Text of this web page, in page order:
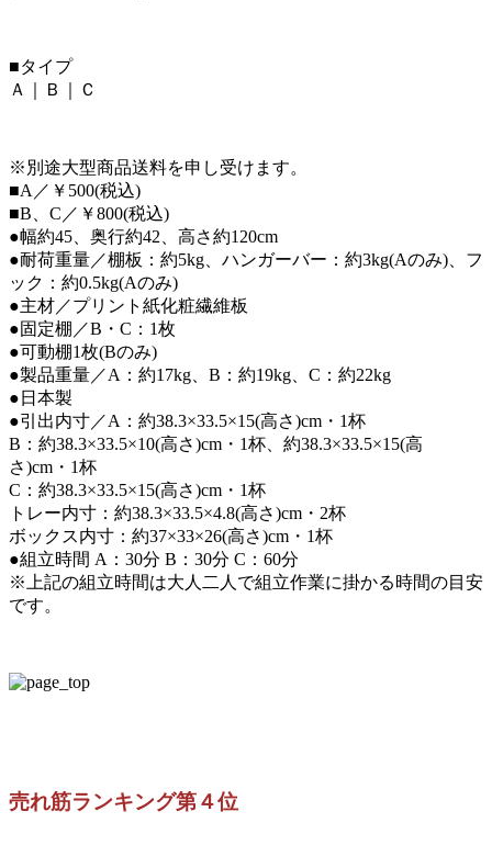
■タイプ
Ａ｜Ｂ｜Ｃ
※別途大型商品送料を申し受けます。
■A／￥500(税込)
■B、C／￥800(税込)
●幅約45、奥行約42、高さ約120cm
●耐荷重量／棚板：約5kg、ハンガーバー：約3kg(Aのみ)、フ
ック：約0.5kg(Aのみ)
●主材／プリント紙化粧繊維板
●固定棚／B・C：1枚
●可動棚1枚(Bのみ)
●製品重量／A：約17kg、B：約19kg、C：約22kg
●日本製
●引出内寸／A：約38.3×33.5×15(高さ)cm・1杯
B：約38.3×33.5×10(高さ)cm・1杯、約38.3×33.5×15(高
さ)cm・1杯
C：約38.3×33.5×15(高さ)cm・1杯
トレー内寸：約38.3×33.5×4.8(高さ)cm・2杯
ボックス内寸：約37×33×26(高さ)cm・1杯
●組立時間 A：30分 B：30分 C：60分
※上記の組立時間は大人二人で組立作業に掛かる時間の目安
です。
売れ筋ランキング第４位